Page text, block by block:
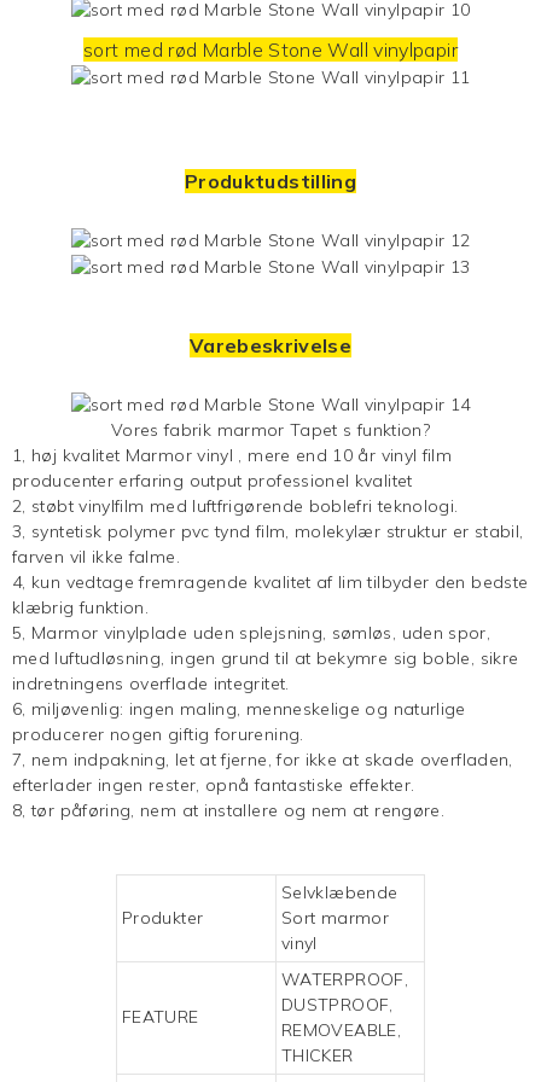
sort med rød Marble Stone Wall vinylpapir
Produktudstilling
Varebeskrivelse
Vores fabrik marmorTapet s funktion?
1, høj kvalitet Marmor vinyl , mere end 10 år vinyl film
producenter erfaring output professionel kvalitet
2, støbt vinylfilm med luftfrigørende boblefri teknologi.
3, syntetisk polymer pvc tynd film, molekylær struktur er stabil,
farven vil ikke falme.
4, kun vedtage fremragende kvalitet af lim tilbyder den bedste
klæbrig funktion.
5, Marmor vinylplade uden splejsning, sømløs, uden spor,
med luftudløsning, ingen grund til at bekymre sig boble, sikre
indretningens overflade integritet.
6, miljøvenlig: ingen maling, menneskelige og naturlige
producerer nogen giftig forurening.
7, nem indpakning, let at fjerne, for ikke at skade overfladen,
efterlader ingen rester, opnå fantastiske effekter.
8, tør påføring, nem at installere og nem at rengøre.
Produkter
Selvklæbende
Sort marmor
vinyl
FEATURE
WATERPROOF,
DUSTPROOF,
REMOVEABLE,
THICKER